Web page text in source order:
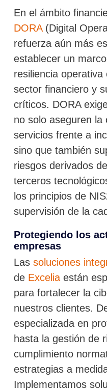
En el ámbito
DORA(Digital
refuerza aún más
establecer un
resiliencia operativa
sector financiero y
críticos. DORA
no solo aseguren la
servicios frente a
sino que también
riesgos derivados
terceros
los principios de
supervisión de la
Protegiendo los
empresas
Las soluciones
de Exceliaestán
para fortalecer la
nuestros clientes.
especializada en
hasta la gestión de
cumplimiento
estrategias a
Implementamos